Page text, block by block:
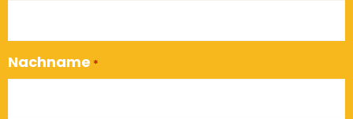
Nachname *